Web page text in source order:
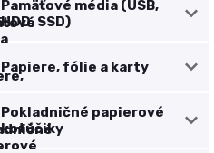
Pamäťové média (USB,
HDD, SSD)
Papiere, fólie a karty
Pokladničné papierové
kotúčiky